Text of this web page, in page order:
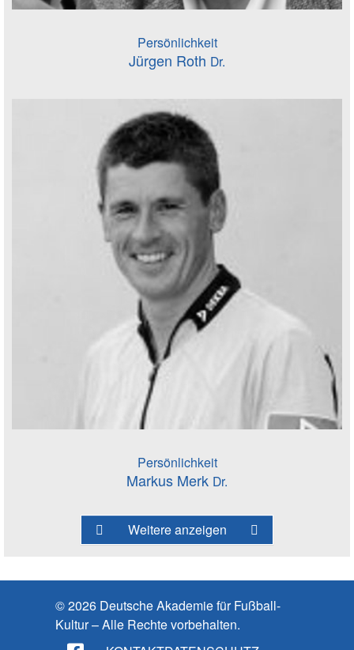
Persönlichkeit
Jürgen Roth Dr.
Persönlichkeit
Markus Merk Dr.
Weitere anzeigen
© 2026 Deutsche Akademie für Fußball-
Kultur – Alle Rechte vorbehalten.